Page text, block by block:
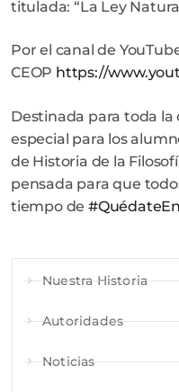
titulada: “La Ley
Por el canal de
CEOP https://
Destinada para toda
especial para los
de Historia de la
pensada para que
tiempo de
Nuestra Historia
Autoridades
Noticias